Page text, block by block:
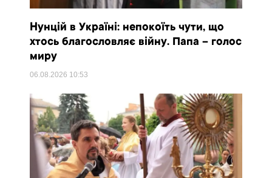
Нунцій в Україні: непокоїть чути, що
хтось благословляє війну. Папа – голос
миру
06.08.2026 10:53